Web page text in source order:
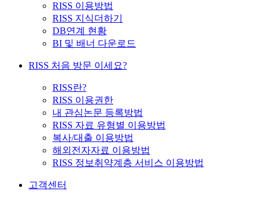
RISS 이용방법
RISS 지식더하기
DB연계 현황
BI 및 배너 다운로드
RISS 처음 방문 이세요?
RISS란?
RISS 이용권한
내 관심논문 등록방법
RISS 자료 유형별 이용방법
복사/대출 이용방법
해외전자자료 이용방법
RISS 정보취약계층 서비스 이용방법
고객센터